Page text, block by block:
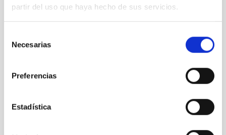
partir del uso que haya hecho de sus servicios.
Necesarias
Preferencias
Estadística